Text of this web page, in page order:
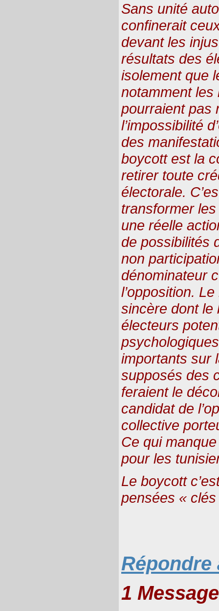
Sans unité
confinerait
devant les
résultats des
isolement que
notamment les
pourraient pas
l’impossibilité
des
boycott est la
retirer toute
électorale.
transformer
une réelle
de possibilités
non
dénominateur
l’opposition.
sincère dont le
électeurs
importants sur
supposés des
feraient le
candidat de
collective
Ce qui
pour les
Le boycott
pensées «
Répondre
1 Message